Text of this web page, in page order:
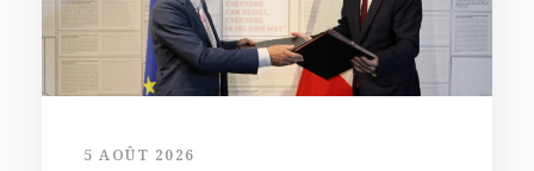
5 AOÛT 2026